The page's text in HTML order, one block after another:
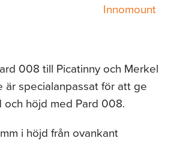
Innomount
008 till Picatinny och Merkel
är specialanpassat för att ge
höjd med Pard 008.
i höjd från ovankant